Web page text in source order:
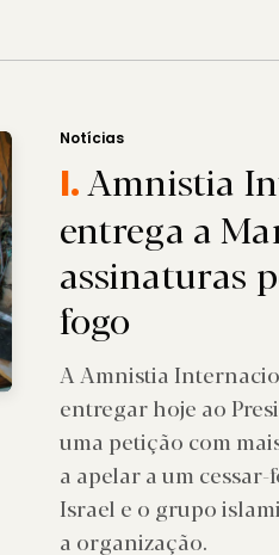
Notícias
I.Amnistia
entrega a
assinaturas
fogo
A Amnistia
entregar hoje ao
uma petição com
a apelar a um
Israel e o grupo
a organização.